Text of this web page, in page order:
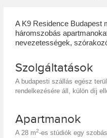
A K9 Residence Budapest
háromszobás
nevezetességek,
Szolgáltatások
A budapesti szállás egész
rendelkezésére áll, külön díj
Apartmanok
A 28 m2-es stúdiók egy